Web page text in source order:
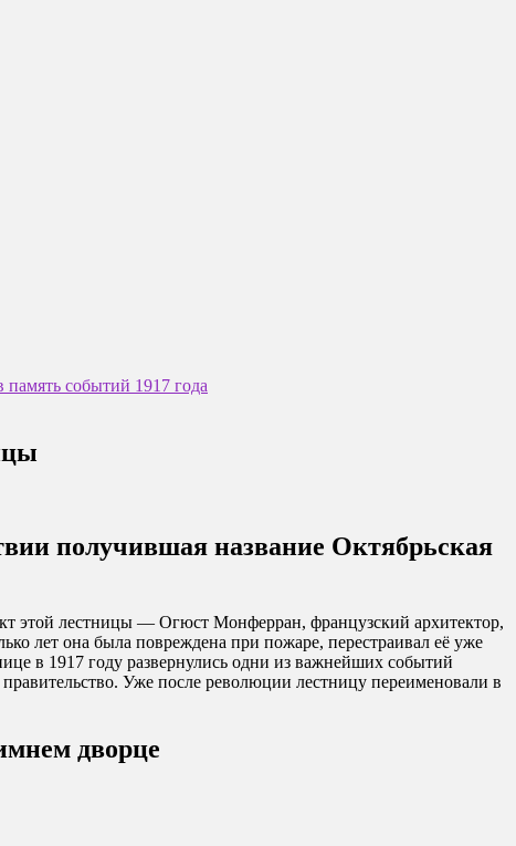
память событий 1917 года
получившая название Октябрьская
этой лестницы — Огюст Монферран, французский архитектор,
лет она была повреждена при пожаре, перестраивал её уже
в 1917 году развернулись одни из важнейших событий
Уже после революции лестницу переименовали в
дворце